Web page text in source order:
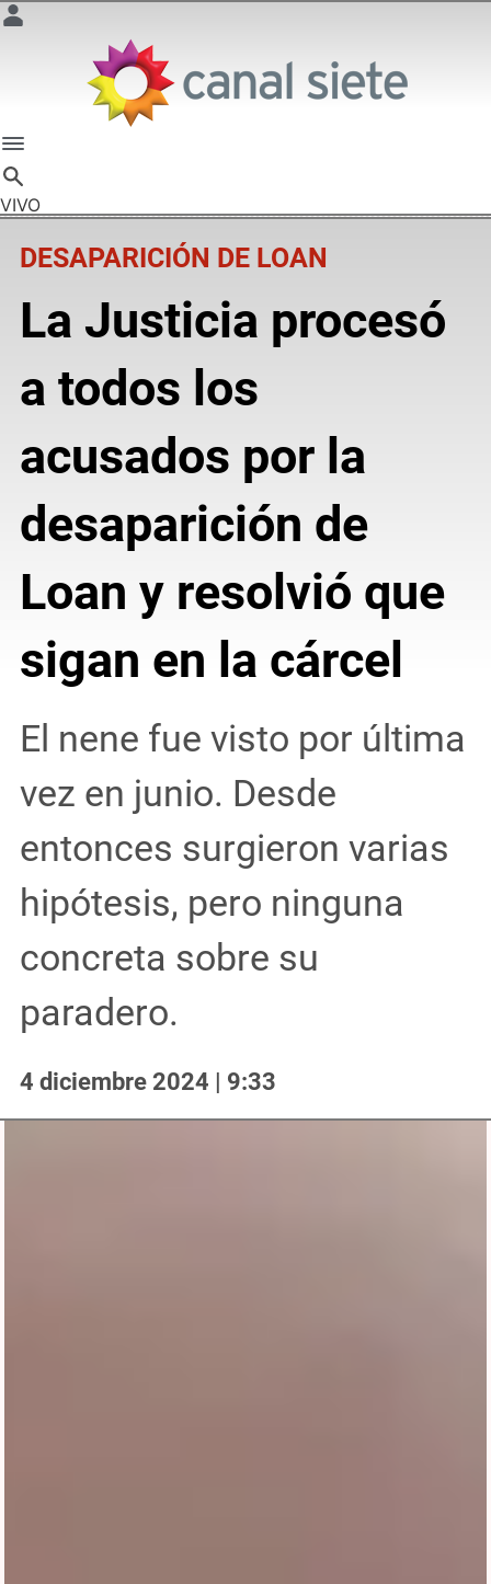
VIVO
DESAPARICIÓN DE LOAN
La Justicia procesó
a todos los
acusados por la
desaparición de
Loan y resolvió que
sigan en la cárcel
El nene fue visto por última
vez en junio. Desde
entonces surgieron varias
hipótesis, pero ninguna
concreta sobre su
paradero.
4 diciembre 2024 | 9:33